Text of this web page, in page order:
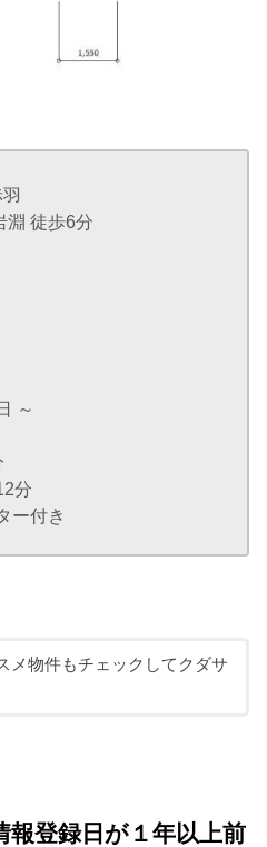
淵 徒歩6分
～
分
ー付き
メ物件もチェックしてクダサ
報登録日が１年以上前